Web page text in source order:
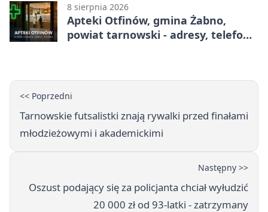
8 sierpnia 2026
Apteki Otfinów, gmina Żabno,
powiat tarnowski - adresy, telefony,
<< Poprzedni
Tarnowskie futsalistki znają rywalki przed finałami
młodzieżowymi i akademickimi
Następny >>
Oszust podający się za policjanta chciał wyłudzić
20 000 zł od 93-latki - zatrzymany